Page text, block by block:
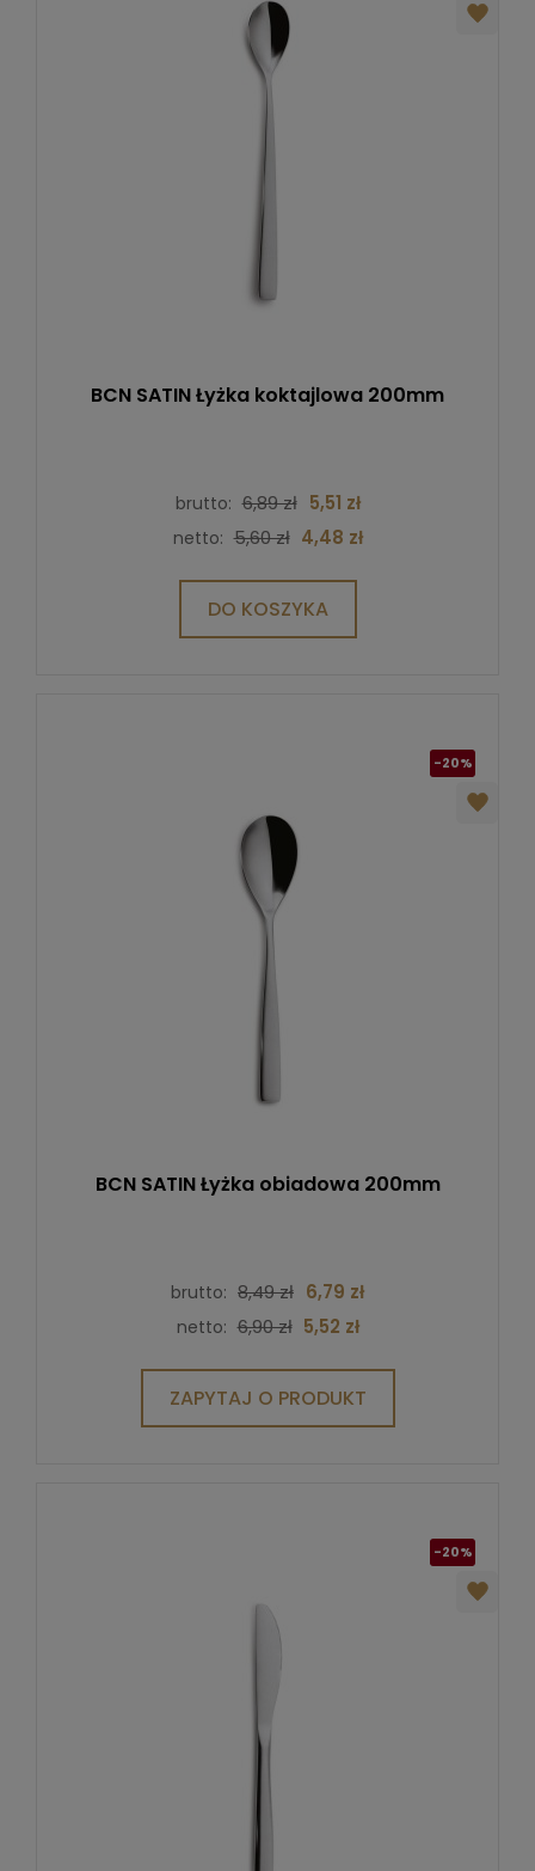
BCN SATIN Łyżka koktajlowa 200mm
brutto: 6,89 zł 5,51 zł
netto: 5,60 zł 4,48 zł
DO KOSZYKA
-20%
BCN SATIN Łyżka obiadowa 200mm
brutto: 8,49 zł 6,79 zł
netto: 6,90 zł 5,52 zł
ZAPYTAJ O PRODUKT
-20%